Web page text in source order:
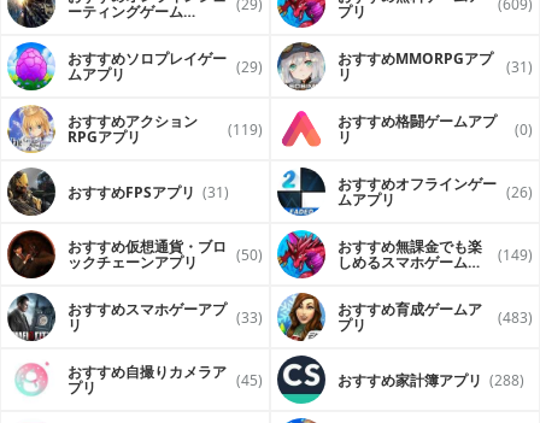
ーティングゲーム プリ
おすすめソロプレイゲー
ムアプリ (29) おすすめ MMORPGアプ
リ (31)
おすすめアクション
RPGアプリ (119) おすすめ格闘ゲームアプ
リ (0)
おすすめFPSアプリ (31) おすすめオフラインゲー
ムアプリ (26)
おすすめ仮想通貨・ブロ
ックチェーンアプリ (50) おすすめ無課金でも楽
しめるスマホゲームア (149)
おすすめスマホゲーアプ
リ (33) おすすめ育成ゲームア
プリ (483)
おすすめ自撮りカメラア
プリ (45) おすすめ家計簿アプリ (288)